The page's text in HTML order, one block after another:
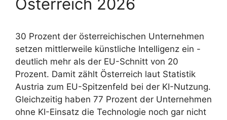
Österreich 2026
30 Prozent der österreichischen Unternehmen
setzen mittlerweile künstliche Intelligenz ein -
deutlich mehr als der EU-Schnitt von 20
Prozent. Damit zählt Österreich laut Statistik
Austria zum EU-Spitzenfeld bei der KI-Nutzung.
Gleichzeitig haben 77 Prozent der Unternehmen
ohne KI-Einsatz die Technologie noch gar nicht